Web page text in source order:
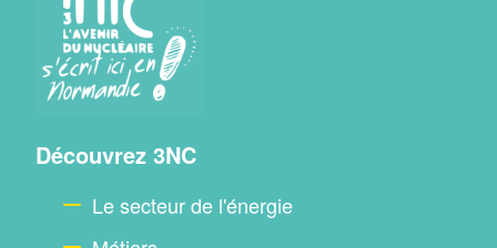
Menu
Découvrez 3NC
Le secteur de l'énergie